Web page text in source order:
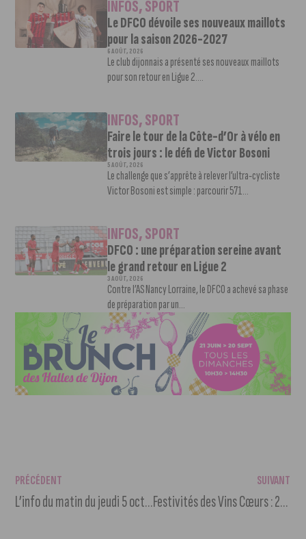
INFOS,SPORT
Le DFCO dévoile ses nouveaux maillots
pour la saison 2026-2027
6 AOÛT, 2026
Le club dijonnais a présenté ses nouveaux maillots
pour son retour en Ligue 2....
INFOS,SPORT
Faire le tour de la Côte-d’Or à vélo en
trois jours : le défi de Victor Bosoni
5 AOÛT, 2026
Le challenge que s’apprête à relever l’ultra-cycliste
Victor Bosoni est simple : parcourir 571...
INFOS,SPORT
DFCO : une préparation sereine avant
le grand retour en Ligue 2
3 AOÛT, 2026
Contre l’AS Nancy Lorraine, le DFCO a achevé sa phase
de préparation par un...
PRÉCÉDENT
L’info du matin du jeudi 5 octobre 2023
SUIVANT
Festivités des Vins Cœurs : 28.000 euros pour Le Repère d’Idezen